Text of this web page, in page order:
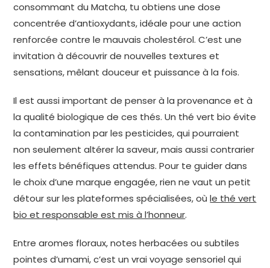
consommant du Matcha, tu obtiens une dose
concentrée d’antioxydants, idéale pour une action
renforcée contre le mauvais cholestérol. C’est une
invitation à découvrir de nouvelles textures et
sensations, mêlant douceur et puissance à la fois.
Il est aussi important de penser à la provenance et à
la qualité biologique de ces thés. Un thé vert bio évite
la contamination par les pesticides, qui pourraient
non seulement altérer la saveur, mais aussi contrarier
les effets bénéfiques attendus. Pour te guider dans
le choix d’une marque engagée, rien ne vaut un petit
détour sur les plateformes spécialisées, oùle thé vert
bio et responsable est mis à l’honneur.
Entre aromes floraux, notes herbacées ou subtiles
pointes d’umami, c’est un vrai voyage sensoriel qui